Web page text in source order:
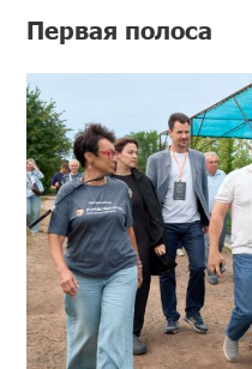
Первая полоса